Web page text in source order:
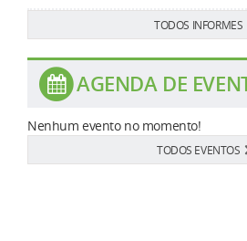
TODOS INFORMES
AGENDA DE
Nenhum evento no momento!
TODOS EVENTOS